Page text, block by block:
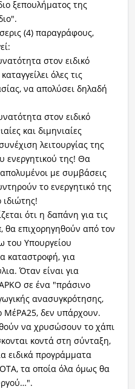
ξεπουλήματος της
(4) παραγράφους,
στον ειδικό
όλες τις
να απολύσει δηλαδή
στον ειδικό
και διμηνιαίες
λειτουργίας της
ενεργητικού της! Θα
με συμβάσεις
το ενεργητικό της
ότι η δαπάνη για τις
θα επιχορηγηθούν από τον
του Υπουργείου
καταστροφή, για
Όταν είναι για
σε ένα "πράσινο
ανασυγκρότησης,
ΜέΡΑ25, δεν υπάρχουν.
να χρυσώσουν το χάπι
κοντά στη σύνταξη,
ειδικά προγράμματα
τα οποία όλα όμως θα